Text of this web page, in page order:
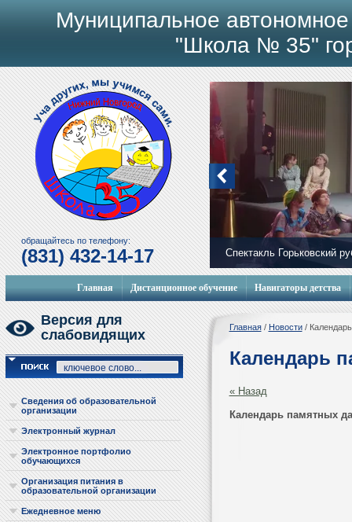
Спектакль Горьковский
обращайтесь по телефону:
(831) 432-14-17
Муниципальное
"Школа № 35"
Главная Дистанционное обучение Навигаторы детства
Версия для
слабовидящих
Сведения об образовательной
организации
Электронный журнал
Электронное портфолио
обучающихся
Организация питания в
образовательной организации
Ежедневное меню
Главная/ Новости/
Календарь
« Назад
Календарь памятных